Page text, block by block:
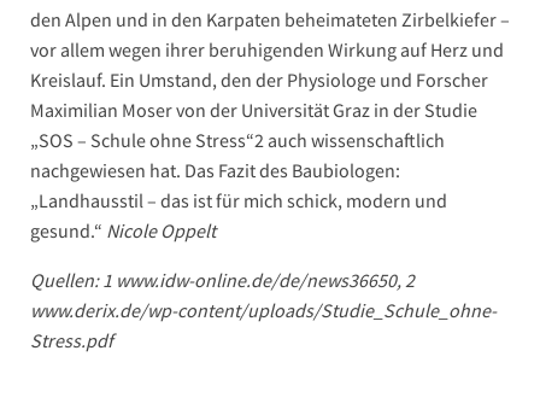
den Alpen und in den Karpaten beheimateten Zirbelkiefer –
vor allem wegen ihrer beruhigenden Wirkung auf Herz und
Kreislauf. Ein Umstand, den der Physiologe und Forscher
Maximilian Moser von der Universität Graz in der Studie
„SOS – Schule ohne Stress“2 auch wissenschaftlich
nachgewiesen hat. Das Fazit des Baubiologen:
„Landhausstil – das ist für mich schick, modern und
gesund.“ Nicole Oppelt
Quellen: 1 www.idw-online.de/de/news36650, 2
www.derix.de/wp-content/uploads/Studie_Schule_ohne-
Stress.pdf